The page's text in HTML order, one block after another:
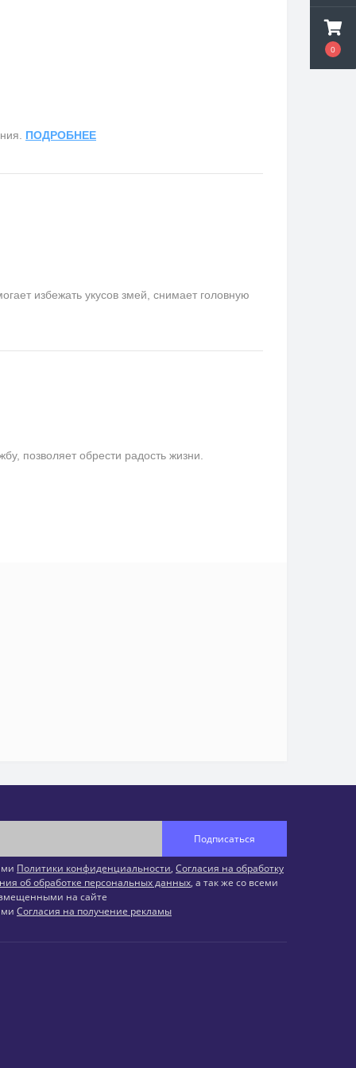
0
ПОДРОБНЕЕ
избежать укусов змей, снимает головную
позволяет обрести радость жизни.
Подписаться
Политики конфиденциальности, Согласия на обработку
об обработке персональных данных, а так же со всеми
на сайте
Согласия на получение рекламы